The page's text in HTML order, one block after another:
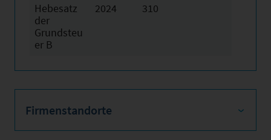
Hebesatz
der
Grundsteu
er B
2024 310
Firmenstandorte